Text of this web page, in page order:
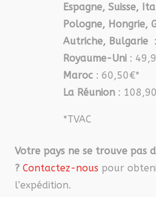
Espagne, Suisse,
Pologne, Hongrie,
Autriche, Bulgarie
Royaume-Uni :
Maroc : 60,50€*
La Réunion :
*TVAC
Votre pays ne se trouve pas
? Contactez-nous pour
l’expédition.